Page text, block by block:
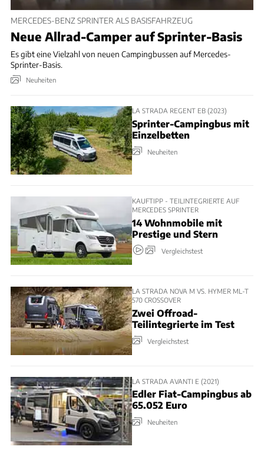
MERCEDES-BENZ SPRINTER ALS BASISFAHRZEUG
Neue Allrad-Camper auf Sprinter-Basis
Es gibt eine Vielzahl von neuen Campingbussen auf Mercedes-
Sprinter-Basis.
Neuheiten
LA STRADA REGENT EB (2023)
Sprinter-Campingbus mit
Einzelbetten
Neuheiten
KAUFTIPP - TEILINTEGRIERTE AUF
MERCEDES SPRINTER
14 Wohnmobile mit
Prestige und Stern
Vergleichstest
LA STRADA NOVA M VS. HYMER ML-T
570 CROSSOVER
Zwei Offroad-
Teilintegrierte im Test
Vergleichstest
LA STRADA AVANTI E (2021)
Edler Fiat-Campingbus ab
65.052 Euro
Neuheiten